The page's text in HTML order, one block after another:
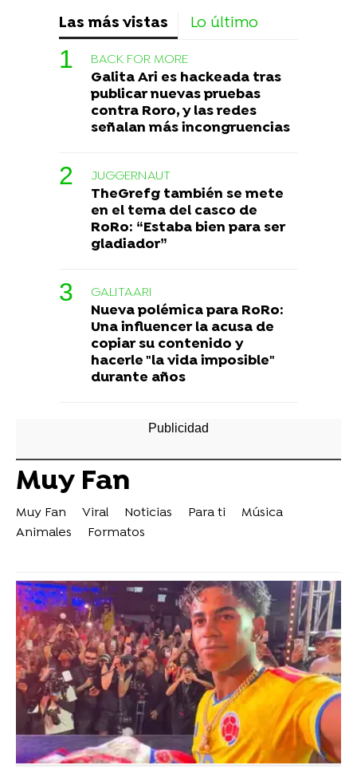
Las más vistas Lo último
BACK FOR MORE
Galita Ari es hackeada tras
publicar nuevas pruebas
contra Roro, y las redes
señalan más incongruencias
JUGGERNAUT
TheGrefg también se mete
en el tema del casco de
RoRo: “Estaba bien para ser
gladiador”
GALITAARI
Nueva polémica para RoRo:
Una influencer la acusa de
copiar su contenido y
hacerle "la vida imposible"
durante años
Muy Fan
Muy Fan Viral Noticias Para ti
Música
Animales
Formatos